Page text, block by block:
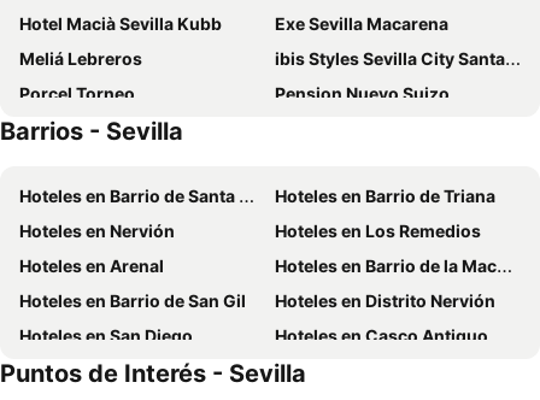
Hotel Macià Sevilla Kubb
Exe Sevilla Macarena
Meliá Lebreros
ibis Styles Sevilla City Santa Justa
Porcel Torneo
Pension Nuevo Suizo
Urban Cube Hostel Sevilla
Barceló Sevilla Renacimiento
Hotel Sevilla Center
Hilton Garden Inn Sevilla
Pensión Montoreña
Melia Sevilla
Novotel Sevilla
Hotel Pasarela
Hotel América Sevilla
Pensión Catedral
Hotel Colón Gran Meliá
Hotel Alfonso XIII, a Luxury Collection Hotel, Seville
Hotel Fernando III
Barrios - Sevilla
Hoteles en Barrio de Santa Cruz
Hoteles en Barrio de Triana
Hoteles en Nervión
Hoteles en Los Remedios
Hoteles en Arenal
Hoteles en Barrio de la Macarena
Hoteles en Barrio de San Gil
Hoteles en Distrito Nervión
Hoteles en San Diego
Hoteles en Casco Antiguo
Hoteles en Triana Este
Puntos de Interés - Sevilla